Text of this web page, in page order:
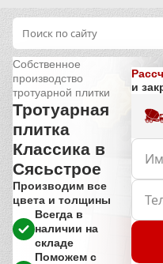
Собственное
производство
тротуарной плитки
Тротуарная
плитка
Классика в
Сясьстрое
Производим все
цвета и толщины
Всегда в
наличии на
складе
Поможем с
и